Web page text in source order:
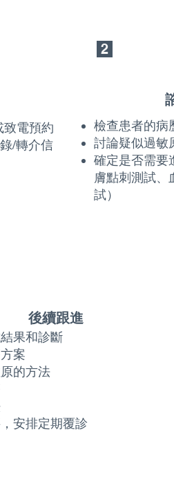
致電預約
/轉介信
2
檢查患者的病
討論疑似過敏
確定是否需要
膚點刺測試、
試）
後續跟進
果和診斷
案
的方法
安排定期覆診